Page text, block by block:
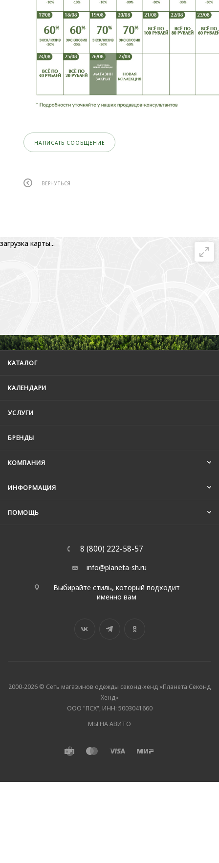
НАПИСАТЬ СООБЩЕНИЕ
ВЕРНУТЬСЯ
загрузка карты...
КАТАЛОГ
КАЛЕНДАРИ
УСЛУГИ
БРЕНДЫ
КОМПАНИЯ
ИНФОРМАЦИЯ
ПОМОЩЬ
8 (800) 222-58-57
info@planeta-sh.ru
Выбирайте стиль, который подходит
именно вам
2000-2026 © Сеть магазинов одежды секонд-хенд «Планета Секонд
Хенд»
ООО "ПСХ", ИНН: 5003041660
МЫ НА АВИТО